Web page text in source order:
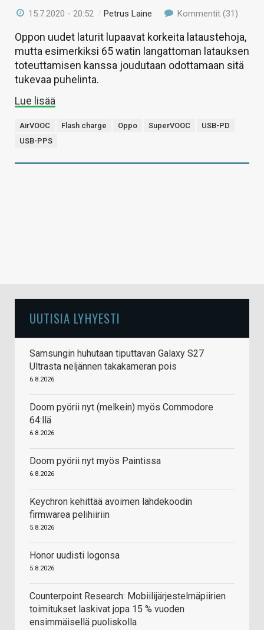
15.7.2020 - 20:52 /Petrus Laine Kommentit (31)
Oppon uudet laturit lupaavat korkeita lataustehoja,
mutta esimerkiksi 65 watin langattoman latauksen
toteuttamisen kanssa joudutaan odottamaan sitä
tukevaa puhelinta.
Lue lisää
AirVOOC Flash charge Oppo SuperVOOC
USB-PD
USB-PPS
UUTISIA LYHYESTI
Samsungin huhutaan tiputtavan Galaxy S27
Ultrasta neljännen takakameran pois
6.8.2026
Doom pyörii nyt (melkein) myös Commodore
64:llä
6.8.2026
Doom pyörii nyt myös Paintissa
6.8.2026
Keychron kehittää avoimen lähdekoodin
firmwarea pelihiiriin
5.8.2026
Honor uudisti logonsa
5.8.2026
Counterpoint Research: Mobiilijärjestelmäpiirien
toimitukset laskivat jopa 15 % vuoden
ensimmäisellä puoliskolla